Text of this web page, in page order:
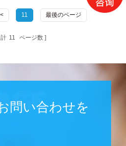
11 最後のページ
11 ページ数
問い合わせを